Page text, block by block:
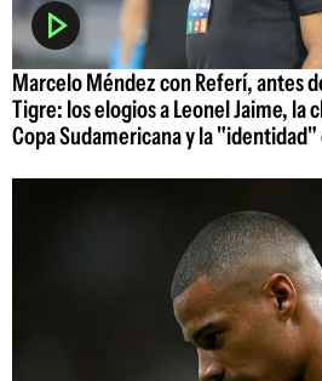
Marcelo Méndez con Referí, antes
Tigre: los elogios a Leonel Jaime, la
Copa Sudamericana y la "identidad"